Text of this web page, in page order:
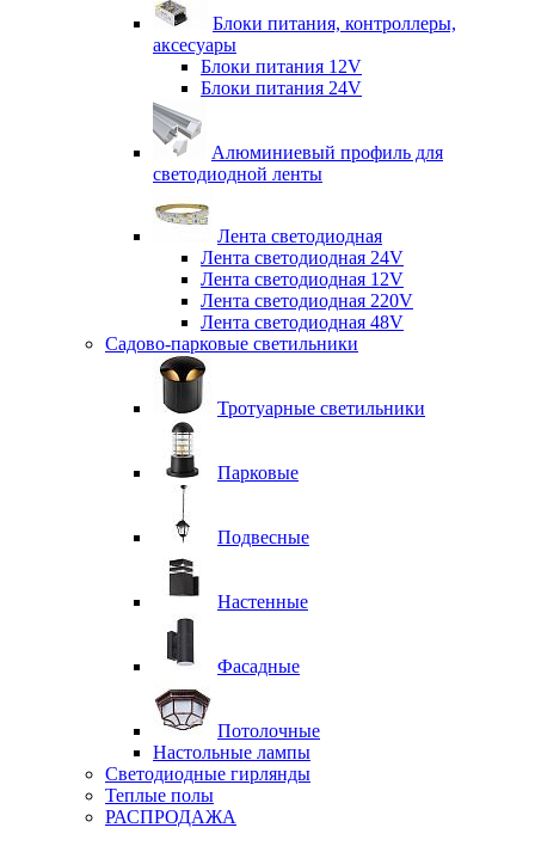
Блоки питания, контроллеры,
аксесуары
Блоки питания 12V
Блоки питания 24V
Алюминиевый профиль для
светодиодной ленты
Лента светодиодная
Лента светодиодная 24V
Лента светодиодная 12V
Лента светодиодная 220V
Лента светодиодная 48V
Садово-парковые светильники
Тротуарные светильники
Парковые
Подвесные
Настенные
Фасадные
Потолочные
Настольные лампы
Светодиодные гирлянды
Теплые полы
РАСПРОДАЖА